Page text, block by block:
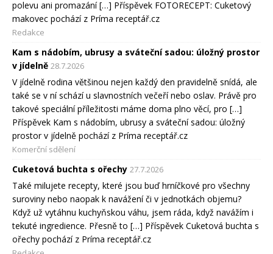
polevu ani promazání […] Příspěvek FOTORECEPT: Cuketový
makovec pochází z Príma receptář.cz
Redakce
Kam s nádobím, ubrusy a sváteční sadou: úložný prostor
v jídelně 28.7.2026
V jídelně rodina většinou nejen každý den pravidelně snídá, ale
také se v ní schází u slavnostních večeří nebo oslav. Právě pro
takové speciální příležitosti máme doma plno věcí, pro […]
Příspěvek Kam s nádobím, ubrusy a sváteční sadou: úložný
prostor v jídelně pochází z Príma receptář.cz
Komerční sdělení
Cuketová buchta s ořechy 27.7.2026
Také milujete recepty, které jsou buď hrníčkové pro všechny
suroviny nebo naopak k navážení či v jednotkách objemu?
Když už vytáhnu kuchyňskou váhu, jsem ráda, když navážím i
tekuté ingredience. Přesně to […] Příspěvek Cuketová buchta s
ořechy pochází z Príma receptář.cz